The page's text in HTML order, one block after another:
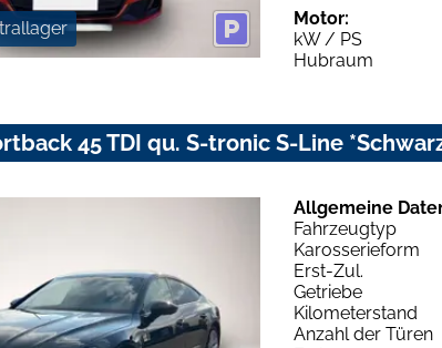
Motor:
kW / PS
Hubraum
45 TDI qu. S-tronic S-Line
Allgemeine
Fahrzeugtyp
Karosserieform
Erst-Zul.
Getriebe
Kilometerstand
Anzahl der Türen